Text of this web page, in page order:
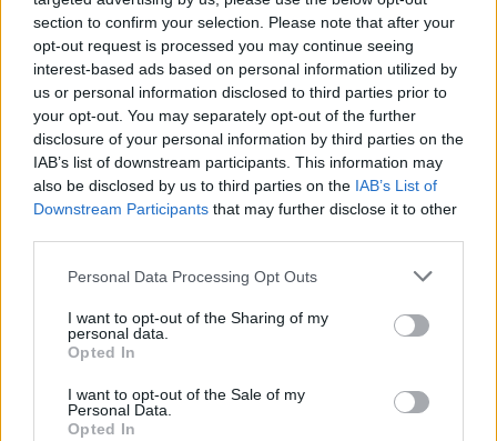
section to confirm your selection. Please note that after your
opt-out request is processed you may continue seeing
interest-based ads based on personal information utilized by
us or personal information disclosed to third parties prior to
your opt-out. You may separately opt-out of the further
disclosure of your personal information by third parties on the
IAB’s list of downstream participants. This information may
also be disclosed by us to third parties on the IAB’s List of
Downstream Participants that may further disclose it to other
Personal Data Processing Opt Outs
I want to opt-out of the Sharing of my
personal data.
Opted In
I want to opt-out of the Sale of my
Personal Data.
Opted In
határidők
egyetemi jelentkezés